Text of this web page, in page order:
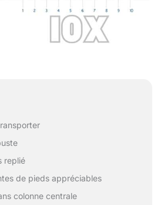
replié
de pieds appréciables
colonne centrale